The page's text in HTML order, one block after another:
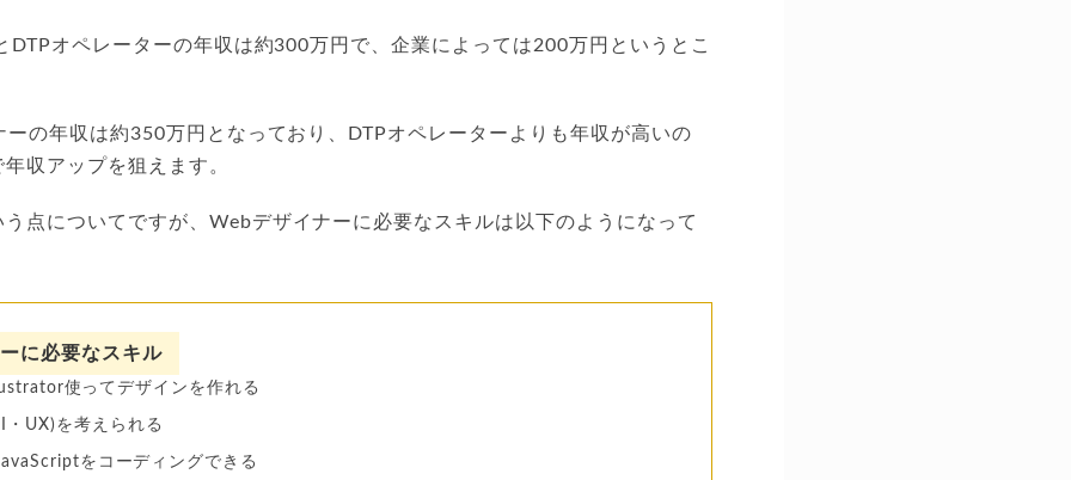
DTPオペレーターの年収は約300万円で、企業によっては200万円というとこ
ーの年収は約350万円となっており、DTPオペレーターよりも年収が高いの
収アップを狙えます。
点についてですが、Webデザイナーに必要なスキルは以下のようになって
に必要なスキル
使ってデザインを作れる
UX)を考えられる
をコーディングできる